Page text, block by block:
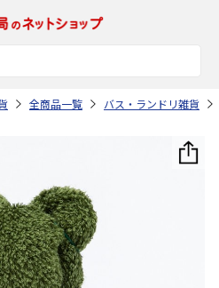
全商品一覧 バス・ランドリ雑貨